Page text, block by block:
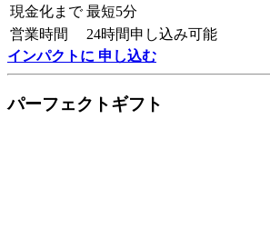
現金化まで 最短5分
営業時間
24時間申し込み可能
インパクトに 申し込む
パーフェクトギフト